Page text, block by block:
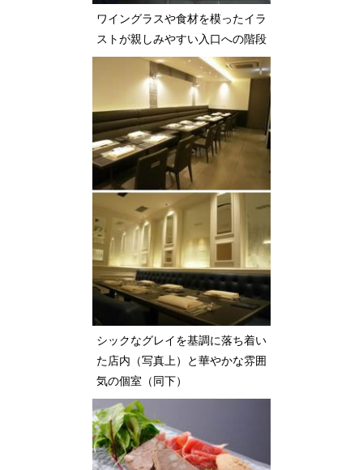
ワイングラスや食材を模ったイラ
ストが親しみやすい入口への階段
シックなグレイを基調に落ち着い
た店内（写真上）と華やかな雰囲
気の個室（同下）